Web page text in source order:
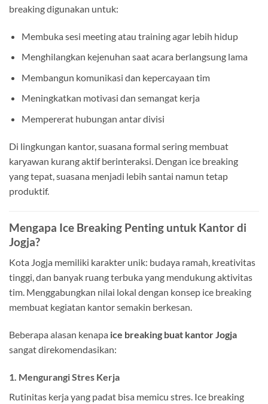
breaking digunakan untuk:
Membuka sesi meeting atau training agar lebih hidup
Menghilangkan kejenuhan saat acara berlangsung lama
Membangun komunikasi dan kepercayaan tim
Meningkatkan motivasi dan semangat kerja
Mempererat hubungan antar divisi
Di lingkungan kantor, suasana formal sering membuat
karyawan kurang aktif berinteraksi. Dengan ice breaking
yang tepat, suasana menjadi lebih santai namun tetap
produktif.
Mengapa Ice Breaking Penting untuk Kantor di
Jogja?
Kota Jogja memiliki karakter unik: budaya ramah, kreativitas
tinggi, dan banyak ruang terbuka yang mendukung aktivitas
tim. Menggabungkan nilai lokal dengan konsep ice breaking
membuat kegiatan kantor semakin berkesan.
Beberapa alasan kenapa ice breaking buat kantor Jogja
sangat direkomendasikan:
1. Mengurangi Stres Kerja
Rutinitas kerja yang padat bisa memicu stres. Ice breaking